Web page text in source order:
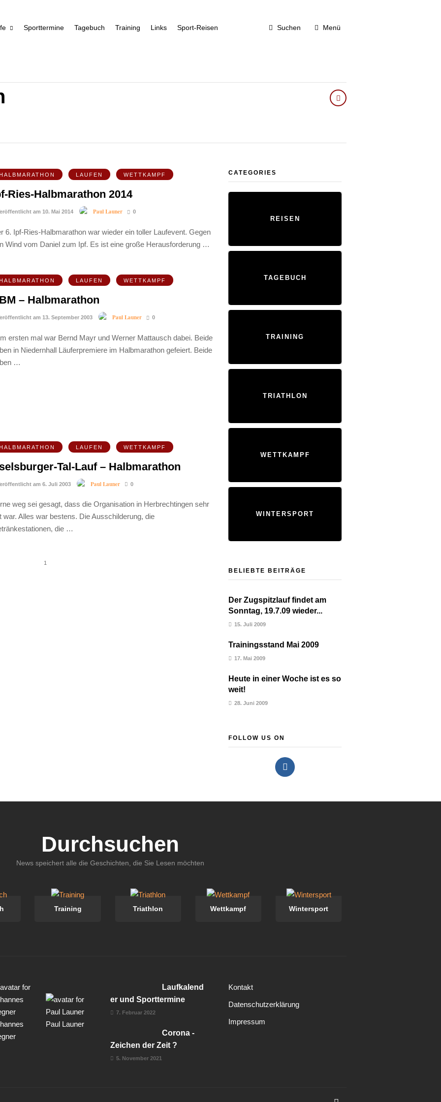
Sporttermine Tagebuch Training Links Sport-Reisen Suchen Menü
HALBMARATHON LAUFEN WETTKAMPF
Ries-Halbmarathon 2014
am 10. Mai 2014 Paul Launer 0
6. Ipf-Ries-Halbmarathon war wieder ein toller Laufevent. Gegen
Wind vom Daniel zum Ipf. Es ist eine große Herausforderung …
HALBMARATHON LAUFEN WETTKAMPF
– Halbmarathon
am 13. September 2003 Paul Launer 0
ersten mal war Bernd Mayr und Werner Mattausch dabei. Beide
in Niedernhall Läuferpremiere im Halbmarathon gefeiert. Beide
…
HALBMARATHON LAUFEN WETTKAMPF
Tal-Lauf – Halbmarathon
am 6. Juli 2003 Paul Launer 0
weg sei gesagt, dass die Organisation in Herbrechtingen sehr
war. Alles war bestens. Die Ausschilderung, die
die …
1
CATEGORIES
REISEN
TAGEBUCH
TRAINING
TRIATHLON
WETTKAMPF
WINTERSPORT
BELIEBTE BEITRÄGE
Der Zugspitzlauf findet am
Sonntag, 19.7.09 wieder...
15. Juli 2009
Trainingsstand Mai 2009
17. Mai 2009
Heute in einer Woche ist es so
weit!
28. Juni 2009
FOLLOW US ON
Durchsuchen
News speichert alle die Geschichten, die Sie Lesen möchten
Training Triathlon Wettkampf Wintersport
Paul Launer
Laufkalend
er und Sporttermine
7. Februar 2022
Corona -
Zeichen der Zeit ?
5. November 2021
Kontakt
Datenschutzerklärung
Impressum